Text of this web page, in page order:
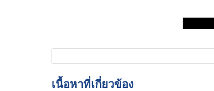
เนื้อหาที่เกี่ยวข้อง